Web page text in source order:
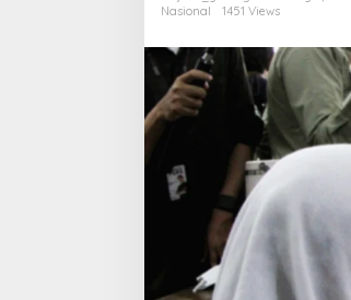
Nasional
1451 Views